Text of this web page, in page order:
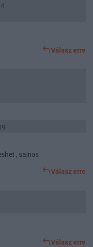
Válasz erre
, sajnos
Válasz erre
Válasz erre